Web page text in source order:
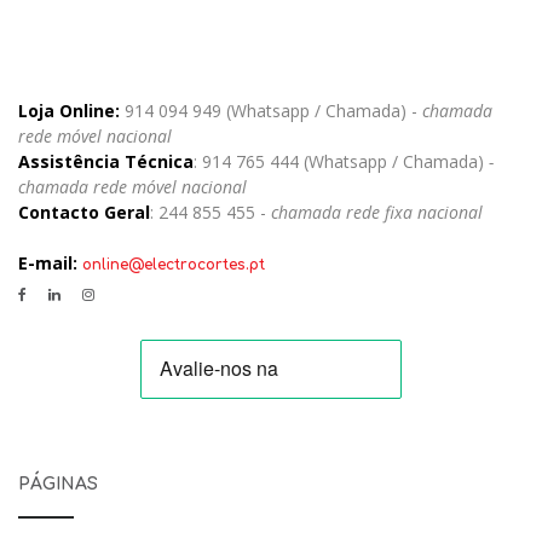
Loja Online: 914 094 949 (Whatsapp / Chamada) - chamada
rede móvel nacional
Assistência Técnica: 914 765 444 (Whatsapp / Chamada) -
chamada rede móvel nacional
Contacto Geral: 244 855 455 - chamada rede fixa nacional
E-mail: online@electrocortes.pt
PÁGINAS